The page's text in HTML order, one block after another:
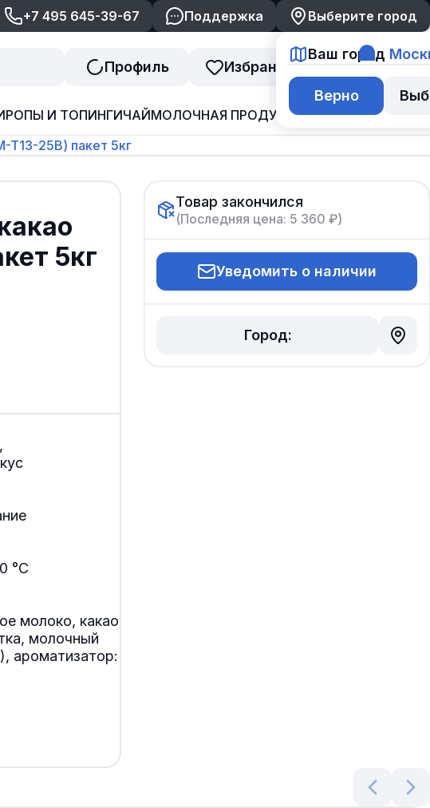
+7 495 645-39-67 Поддержка Выберите город
Ваш город
Верно
Профиль Избранное Корзина
И ТОПИНГИЧАЙМОЛОЧНАЯ ПРОДУКЦИЯДЖЕМ И
T13-25B) пакет 5кг
5кг
°C
молоко, какао
молочный
ароматизатор:
Товар закончился
(Последняя цена: 5 360 ₽)
Уведомить о наличии
Город: